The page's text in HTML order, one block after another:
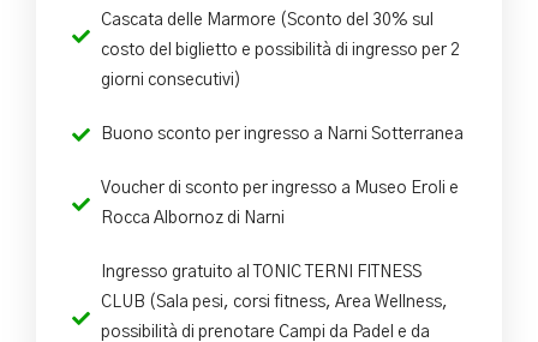
Cascata delle Marmore (Sconto del 30% sul
costo del biglietto e possibilità di ingresso per 2
giorni consecutivi)
Buono sconto per ingresso a Narni Sotterranea
Voucher di sconto per ingresso a Museo Eroli e
Rocca Albornoz di Narni
Ingresso gratuito al TONIC TERNI FITNESS
CLUB (Sala pesi, corsi fitness, Area Wellness,
possibilità di prenotare Campi da Padel e da